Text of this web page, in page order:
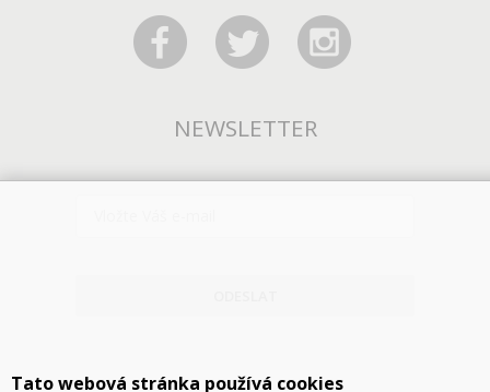
NEWSLETTER
Tato webová stránka používá cookies